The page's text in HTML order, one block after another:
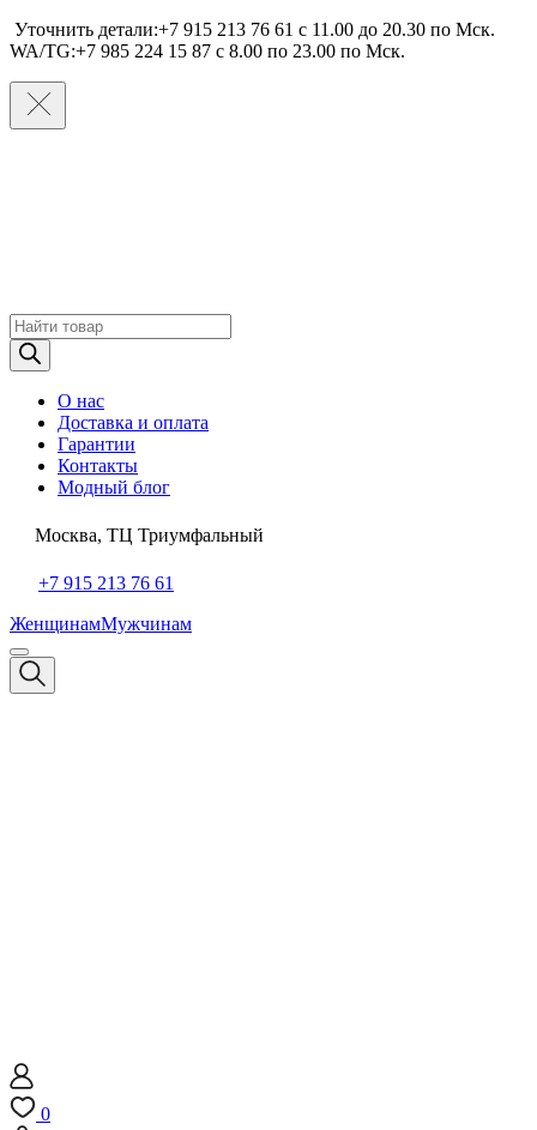
Уточнить детали:+7 915 213 76 61 c 11.00 до 20.30 по Мcк.
WA/TG:+7 985 224 15 87 c 8.00 по 23.00 по Мcк.
Поиск
товаров
О нас
Доставка и оплата
Гарантии
Контакты
Модный блог
Москва, ТЦ Триумфальный
+7 915 213 76 61
ЖенщинамМужчинам
0